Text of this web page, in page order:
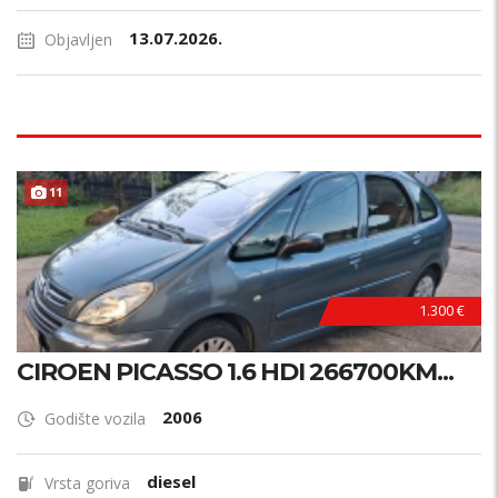
Objavljen 13.07.2026.
11
1.300 €
CIROEN PICASSO 1.6 HDI 266700KM...
Godište vozila 2006
Vrsta goriva diesel